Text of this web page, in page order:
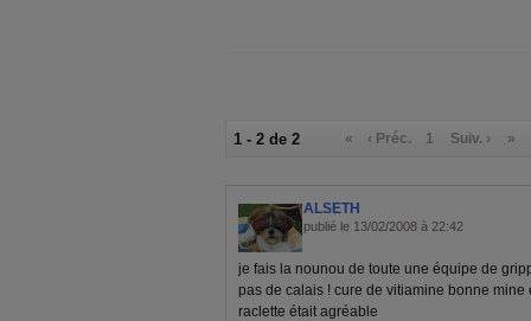
1 - 2 de 2 « ‹ Préc. 1 Suiv. › »
ALSETH
publié le 13/02/2008 à 22:42
je fais la nounou de toute une équipe de
pas de calais ! cure de vitiamine bonne mine
raclette était agréable